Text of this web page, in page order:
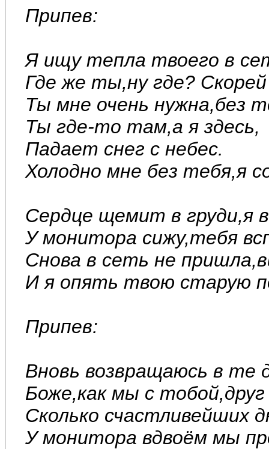
Припев:
Я ищу тепла твоего в
Где же ты,ну где?
Ты мне очень нужна,без
Ты где-то там,а я здесь,
Падает снег с небес.
Холодно мне без тебя,я
Сердце щемит в груди,я
У монитора сижу,тебя
Снова в сеть не
И я опять твою старую
Припев:
Вновь возвращаюсь в
Боже,как мы с
Сколько счастливейших
У монитора вдвоём мы